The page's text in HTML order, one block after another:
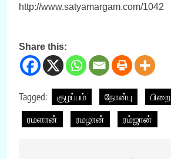
http://www.satyamargam.com/1042
Share this:
Tagged: குழப்பம் நோன்பு பிறை
ரமளான்
ரமழான் ரம்ஜான்